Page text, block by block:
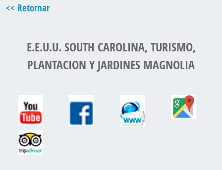
<< Retornar
E.E.U.U. SOUTH CAROLINA, TURISMO,
PLANTACION Y JARDINES MAGNOLIA